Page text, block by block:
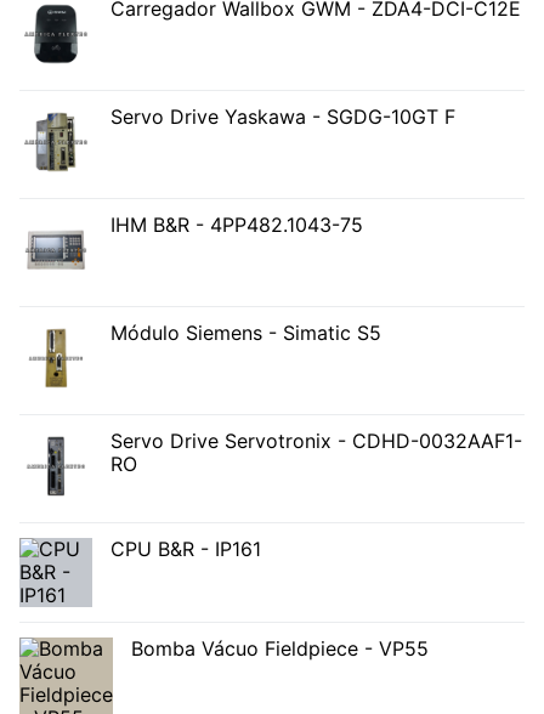
Carregador Wallbox GWM - ZDA4-DCI-C12E
Servo Drive Yaskawa - SGDG-10GT F
IHM B&R - 4PP482.1043-75
Módulo Siemens - Simatic S5
Servo Drive Servotronix - CDHD-0032AAF1-
RO
CPU B&R - IP161
Bomba Vácuo Fieldpiece - VP55